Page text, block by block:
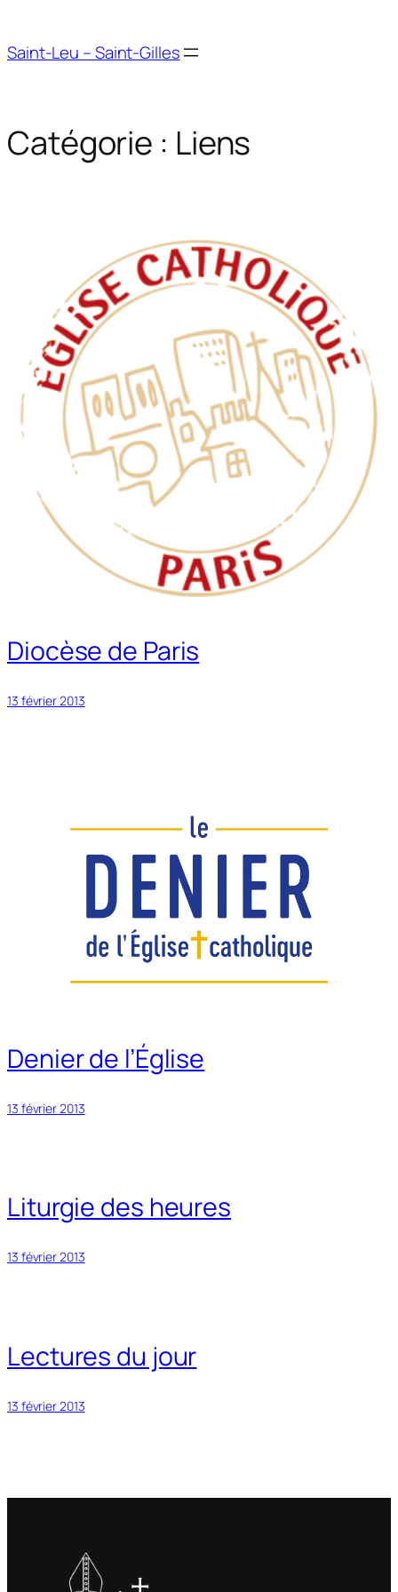
contenu
Saint-Leu – Saint-Gilles
Catégorie : Liens
Diocèse de Paris
13 février 2013
Denier de l’Église
13 février 2013
Liturgie des heures
13 février 2013
Lectures du jour
13 février 2013